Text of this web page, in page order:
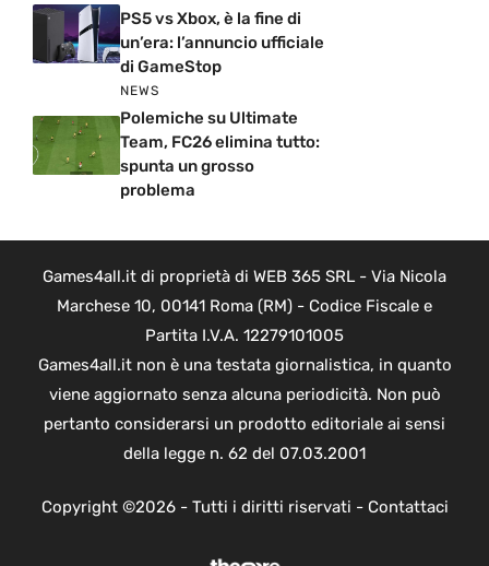
PS5 vs Xbox, è la fine di
un’era: l’annuncio ufficiale
di GameStop
NEWS
Polemiche su Ultimate
Team, FC26 elimina tutto:
spunta un grosso
problema
Games4all.it di proprietà di WEB 365 SRL - Via Nicola
Marchese 10, 00141 Roma (RM) - Codice Fiscale e
Partita I.V.A. 12279101005
Games4all.it non è una testata giornalistica, in quanto
viene aggiornato senza alcuna periodicità. Non può
pertanto considerarsi un prodotto editoriale ai sensi
della legge n. 62 del 07.03.2001
Copyright ©2026 - Tutti i diritti riservati - Contattaci